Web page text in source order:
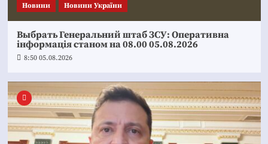
Новини Новини України
Выбрать Генеральний штаб ЗСУ: Оперативна
інформація станом на 08.00 05.08.2026
8:50 05.08.2026